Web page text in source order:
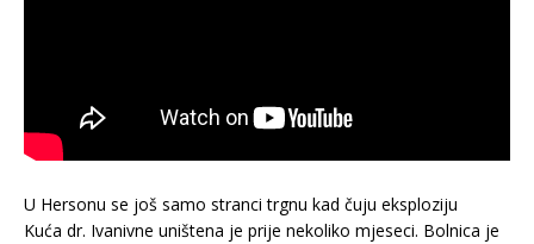
U Hersonu se još samo stranci trgnu kad čuju eksploziju
Kuća dr. Ivanivne uništena je prije nekoliko mjeseci. Bolnica je